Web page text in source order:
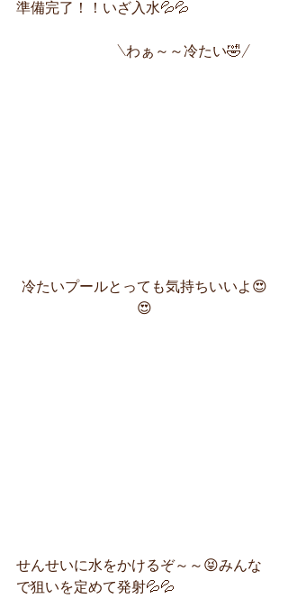
準備完了！！いざ入水💦💦
\わぁ～～冷たい🤣/
冷たいプールとっても気持ちいいよ😍
😍
せんせいに水をかけるぞ～～😝みんな
で狙いを定めて発射💦💦